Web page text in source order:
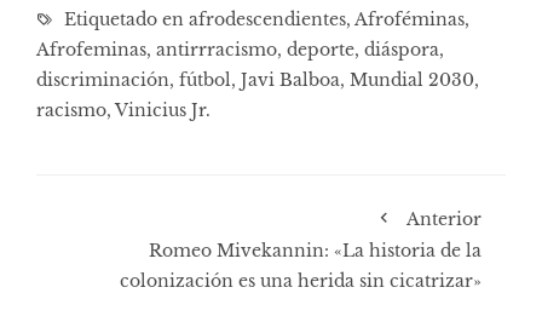
Etiquetado en afrodescendientes, Afroféminas,
Afrofeminas, antirrracismo, deporte, diáspora,
discriminación, fútbol, Javi Balboa, Mundial 2030,
racismo,Vinicius Jr.
Anterior
Romeo Mivekannin: «La historia de la
colonización es una herida sin cicatrizar»